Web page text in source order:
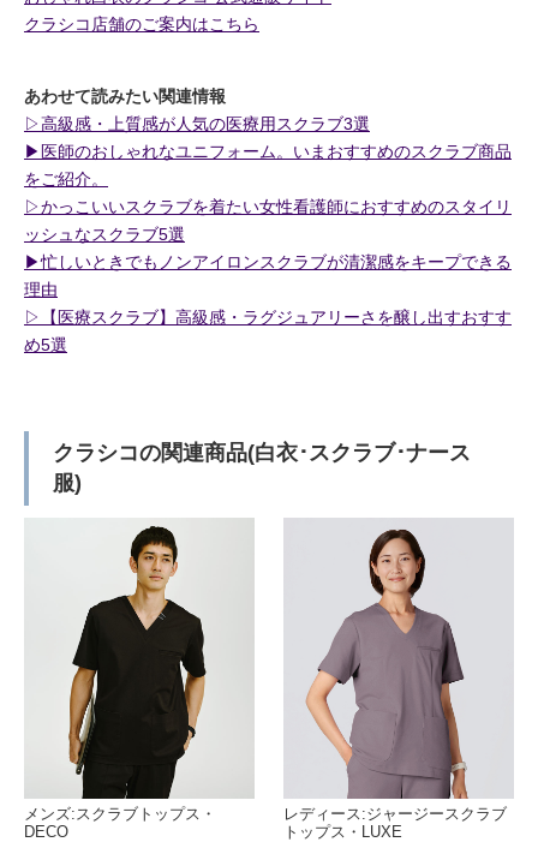
クラシコ店舗のご案内はこちら
あわせて読みたい関連情報
▷高級感・上質感が人気の医療用スクラブ3選
▶︎医師のおしゃれなユニフォーム。いまおすすめのスクラブ商品
をご紹介。
▷かっこいいスクラブを着たい女性看護師におすすめのスタイリ
ッシュなスクラブ5選
▶︎忙しいときでもノンアイロンスクラブが清潔感をキープできる
理由
▷【医療スクラブ】高級感・ラグジュアリーさを醸し出すおすす
め5選
クラシコの関連商品(白衣･スクラブ･ナース
服)
メンズ:スクラブトップス・
DECO
レディース:ジャージースクラブ
トップス・LUXE